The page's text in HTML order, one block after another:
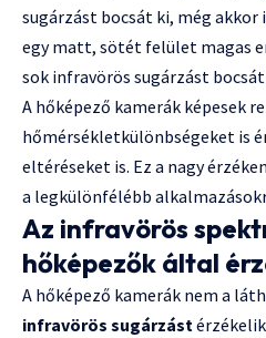
sugárzást bocsát ki, még akkor
egy matt, sötét felület magas
sok infravörös sugárzást
A hőképező kamerák képesek
hőmérsékletkülönbségeket is
eltéréseket is. Ez a nagy
a legkülönfélébb
Az infravörös
hőképezők által
A hőképező kamerák nem a
infravörös sugárzást